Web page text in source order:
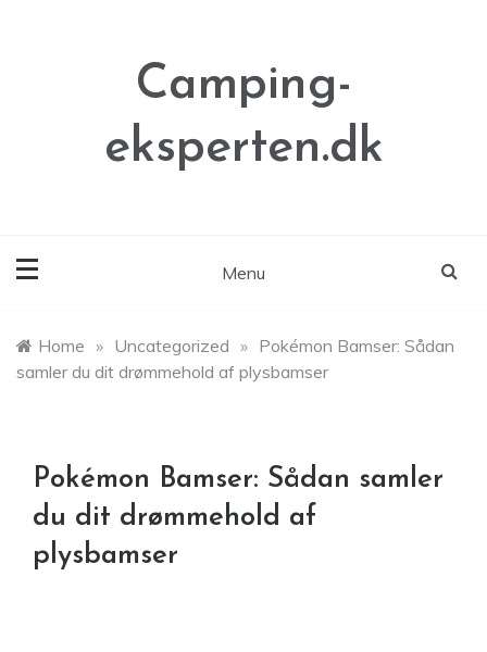
Camping-
eksperten.dk
Menu
Home » Uncategorized » Pokémon Bamser: Sådan
samler du dit drømmehold af plysbamser
Pokémon Bamser: Sådan samler
du dit drømmehold af
plysbamser